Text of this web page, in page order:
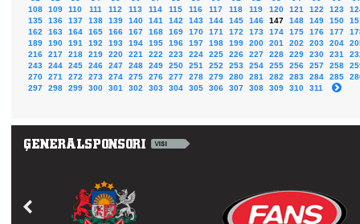
108
109 110 111 112 113 114 115 116 117 118 119 120 121 122 123
135
136 137 138 139 140 141 142 143 144 145 146 147 148 149 150
162
163 164 165 166 167 168 169 170 171 172 173 174 175 176 177
189
190 191 192 193 194 195 196 197 198 199 200 201 202 203 204
216
217 218 219 220 221 222 223 224 225 226 227 228 229 230 231
243
244 245 246 247 248 249 250 251 252 253 254 255 256 257 258
270
271 272 273 274 275 276 277 278 279 280 281 282 283 284 285
297
298 299 300 301 302 303 304 305 306 307 308 309 310 311